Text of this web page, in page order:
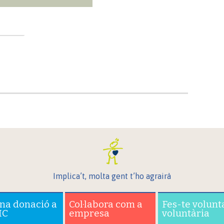
Implica’t, molta gent t’ho agrairà
donació a Col·labora com a
empresa
Fes-te
voluntària